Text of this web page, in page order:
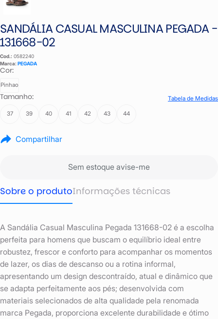
SANDÁLIA CASUAL MASCULINA PEGADA -
131668-02
Cod.: 0582240
Marca: PEGADA
Cor:
Pinhao
Tamanho: Tabela de Medidas
37 39 40 41 42 43 44
Compartilhar
Sem estoque avise-me
Sobre o produtoInformações técnicas
A Sandália Casual Masculina Pegada 131668-02 é a escolha
perfeita para homens que buscam o equilíbrio ideal entre
robustez, frescor e conforto para acompanhar os momentos
de lazer, os dias de descanso ou a rotina informal,
apresentando um design descontraído, atual e dinâmico que
se adapta perfeitamente aos pés; desenvolvida com
materiais selecionados de alta qualidade pela renomada
marca Pegada, proporciona excelente durabilidade e ótimo